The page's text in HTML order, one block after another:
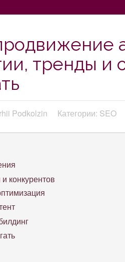
тренды и
Podkolzin Категории: SEO
конкурентов